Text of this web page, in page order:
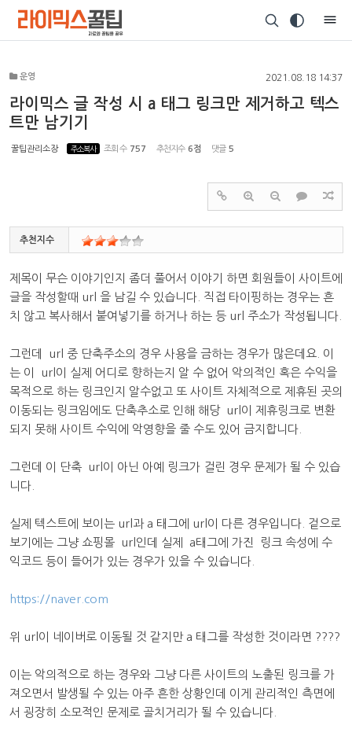
운영 2021.08.18 14:37
라이믹스 글 작성 시 a 태그 링크만 제거하고 텍스
트만 남기기
꿀팁관리소장 주소복사 조회 수 757 추천지수 6점 댓글 5
추천지수
제목이 무슨 이야기인지 좀더 풀어서 이야기 하면 회원들이 사이트에
글을 작성할때 url 을 남길 수 있습니다. 직접 타이핑하는 경우는 흔
치 않고 복사해서 붙여넣기를 하거나 하는 등 url 주소가 작성됩니다.
그런데 url 중 단축주소의 경우 사용을 금하는 경우가 많은데요. 이
는 이 url이 실제 어디로 향하는지 알 수 없어 악의적인 혹은 수익을
목적으로 하는 링크인지 알수없고 또 사이트 자체적으로 제휴된 곳의
이동되는 링크임에도 단축추소로 인해 해당 url이 제휴링크로 변환
되지 못해 사이트 수익에 악영향을 줄 수도 있어 금지합니다.
그런데 이 단축 url이 아닌 아예 링크가 걸린 경우 문제가 될 수 있습
니다.
실제 텍스트에 보이는 url과 a 태그에 url이 다른 경우입니다. 겉으로
보기에는 그냥 쇼핑몰 url인데 실제 a태그에 가진 링크 속성에 수
익코드 등이 들어가 있는 경우가 있을 수 있습니다.
https://naver.com
위 url이 네이버로 이동될 것 같지만 a 태그를 작성한 것이라면 ????
이는 악의적으로 하는 경우와 그냥 다른 사이트의 노출된 링크를 가
져오면서 발생될 수 있는 아주 흔한 상황인데 이게 관리적인 측면에
서 굉장히 소모적인 문제로 골치거리가 될 수 있습니다.
Sketchbook5, 스케치북5
Sketchbook5, 스케치북5